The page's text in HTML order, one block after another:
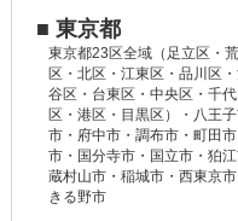
■ 東京都
東京都23区全域（足立区・
区・北区・江東区・品川区
谷区・台東区・中央区・千
区・港区・目黒区）・八王
市・府中市・調布市・町田
市・国分寺市・国立市・狛
蔵村山市・稲城市・西東京
きる野市